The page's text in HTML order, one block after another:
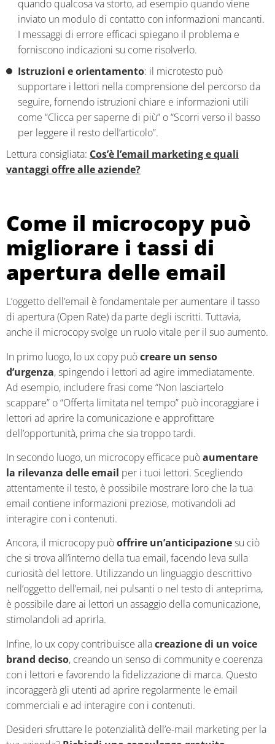
quando qualcosa va storto, ad esempio quando viene
inviato un modulo di contatto con informazioni mancanti.
I messaggi di errore efficaci spiegano il problema e
forniscono indicazioni su come risolverlo.
Istruzioni e orientamento: il microtesto può
supportare i lettori nella comprensione del percorso da
seguire, fornendo istruzioni chiare e informazioni utili
come “Clicca per saperne di più” o “Scorri verso il basso
per leggere il resto dell’articolo”.
Lettura consigliata: Cos’è l’email marketing e quali
vantaggi offre alle aziende?
Come il microcopy può
migliorare i tassi di
apertura delle email
L’oggetto dell’email è fondamentale per aumentare il tasso
di apertura (Open Rate) da parte degli iscritti. Tuttavia,
anche il microcopy svolge un ruolo vitale per il suo aumento.
In primo luogo, lo ux copy puòcreare un senso
d’urgenza, spingendo i lettori ad agire immediatamente.
Ad esempio, includere frasi come “Non lasciartelo
scappare” o “Offerta limitata nel tempo” può incoraggiare i
lettori ad aprire la comunicazione e approfittare
dell’opportunità, prima che sia troppo tardi.
In secondo luogo, un microcopy efficace puòaumentare
la rilevanza delle email per i tuoi lettori. Scegliendo
attentamente il testo, è possibile mostrare loro che la tua
email contiene informazioni preziose, motivandoli ad
interagire con i contenuti.
Ancora, il microcopy puòoffrire un’anticipazionesu ciò
che si trova all’interno della tua email, facendo leva sulla
curiosità del lettore. Utilizzando un linguaggio descrittivo
nell’oggetto dell’email, nei pulsanti o nel testo di anteprima,
è possibile dare ai lettori un assaggio della comunicazione,
stimolandoli ad aprirla.
Infine, lo ux copy contribuisce allacreazione di un voice
brand deciso, creando un senso di community e coerenza
con i lettori e favorendo la fidelizzazione di marca. Questo
incoraggerà gli utenti ad aprire regolarmente le email
commerciali e ad interagire con i contenuti.
Desideri sfruttare le potenzialità dell’e-mail marketing per la